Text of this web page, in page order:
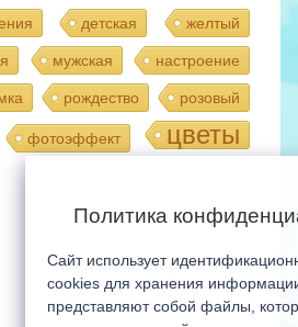
детская желтый
мужская настроение
рождество розовый
фотоэффект цветы
Мобильная версия сайта
Политика
Сайт использует
cookies для хранения
представляют собой файлы,